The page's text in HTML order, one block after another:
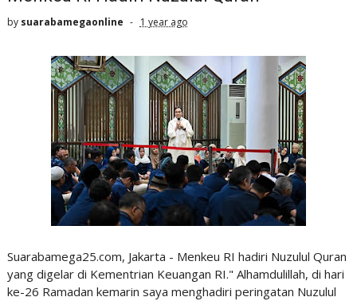
by suarabamegaonline 1 year ago
Suarabamega25.com, Jakarta - Menkeu RI hadiri Nuzulul Quran
yang digelar di Kementrian Keuangan RI." Alhamdulillah, di hari
ke-26 Ramadan kemarin saya menghadiri peringatan Nuzulul